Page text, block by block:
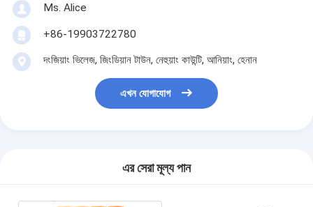
Ms. Alice
+86-19903722780
দংজিয়াং ভিলেজ, জিংডিয়ান টাউন, নেহুয়াং কাউন্টি, আনিয়াং, হেনান
এখন যোগাযোগ
এর সেরা মূল্য পান